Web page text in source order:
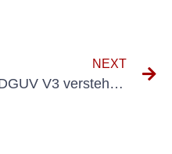
NEXT
DGUV V3 verstehen: Wie oft sollten Inspektionen durchgeführt werden?